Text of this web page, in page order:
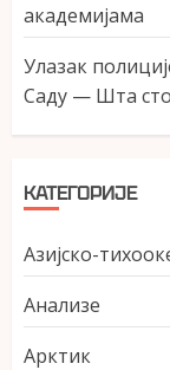
академијама
Улазак
Саду — Шта
КАТЕГОРИЈЕ
Азијско-
Анализе
Арктик